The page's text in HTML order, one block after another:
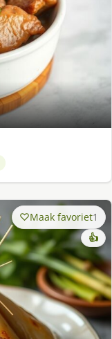
Maak favoriet1
👍